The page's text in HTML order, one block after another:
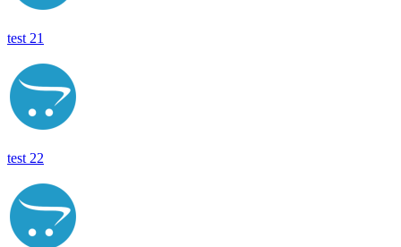
test 21
test 22